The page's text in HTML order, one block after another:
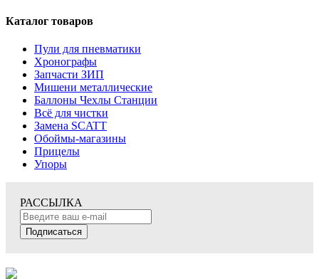
Каталог товаров
Пули для пневматики
Хронографы
Запчасти ЗИП
Мишени металлические
Баллоны Чехлы Станции
Всё для чистки
Замена SCATT
Обоймы-магазины
Прицелы
Упоры
РАССЫЛКА
Подписаться